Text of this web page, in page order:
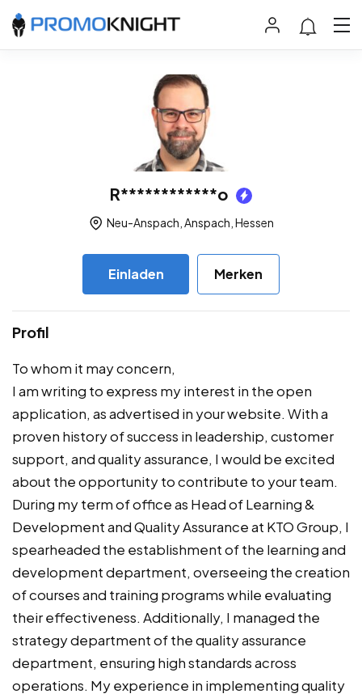
R************o
Neu-Anspach, Anspach, Hessen
Einladen Merken
Profil
To whom it may concern,
I am writing to express my interest in the open
application, as advertised in your website. With a
proven history of success in leadership, customer
support, and quality assurance, I would be excited
about the opportunity to contribute to your team.
During my term of office as Head of Learning &
Development and Quality Assurance at KTO Group, I
spearheaded the establishment of the learning and
development department, overseeing the creation
of courses and training programs while evaluating
their effectiveness. Additionally, I managed the
strategy department of the quality assurance
department, ensuring high standards across
operations. My experience in implementing quality